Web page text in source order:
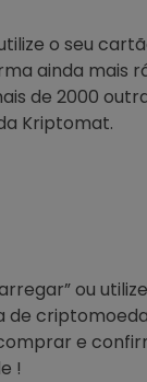
o seu
ainda mais
de 2000
Kriptomat.
ou
de
e
!